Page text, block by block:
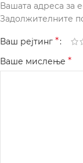
Вашата адреса за
Задолжителните
Ваш рејтинг *
Ваше мислење *